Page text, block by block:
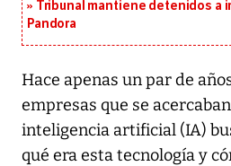
Tribunal mantiene detenidos a
Pandora
Hace apenas un par de
empresas que se
inteligencia artificial (IA)
qué era esta tecnología y